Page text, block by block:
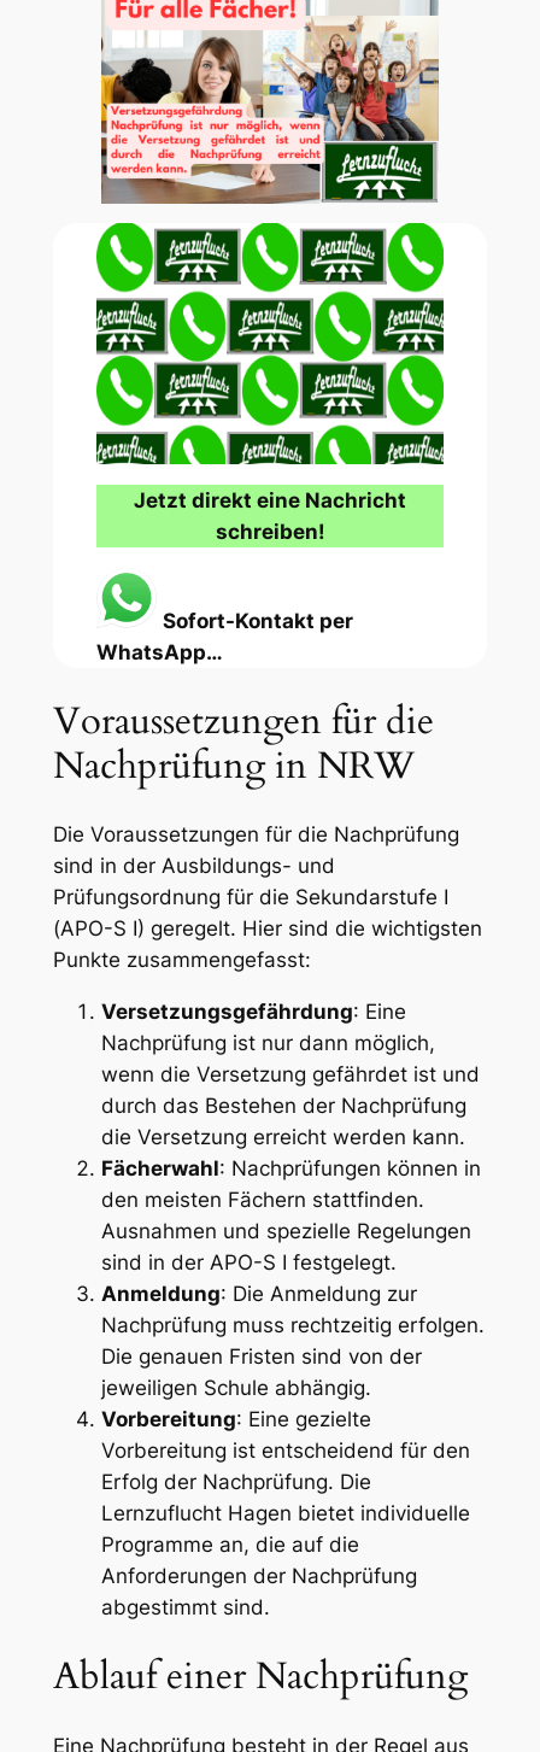
Jetzt direkt eine Nachricht
schreiben!
Sofort-Kontakt per
WhatsApp…
Voraussetzungen für die
Nachprüfung in NRW
Die Voraussetzungen für die Nachprüfung
sind in der Ausbildungs- und
Prüfungsordnung für die Sekundarstufe I
(APO-S I) geregelt. Hier sind die wichtigsten
Punkte zusammengefasst:
Versetzungsgefährdung: Eine
Nachprüfung ist nur dann möglich,
wenn die Versetzung gefährdet ist und
durch das Bestehen der Nachprüfung
die Versetzung erreicht werden kann.
Fächerwahl: Nachprüfungen können in
den meisten Fächern stattfinden.
Ausnahmen und spezielle Regelungen
sind in der APO-S I festgelegt.
Anmeldung: Die Anmeldung zur
Nachprüfung muss rechtzeitig erfolgen.
Die genauen Fristen sind von der
jeweiligen Schule abhängig.
Vorbereitung: Eine gezielte
Vorbereitung ist entscheidend für den
Erfolg der Nachprüfung. Die
Lernzuflucht Hagen bietet individuelle
Programme an, die auf die
Anforderungen der Nachprüfung
abgestimmt sind.
Ablauf einer Nachprüfung
Eine Nachprüfung besteht in der Regel aus